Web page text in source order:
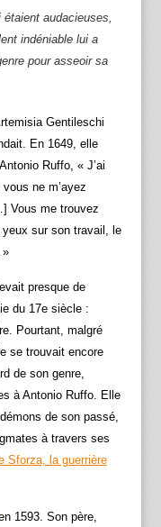
audacieuses,
indéniable lui a
pour asseoir sa
Gentileschi
En 1649, elle
Ruffo, « J’ai
vous ne m’ayez
Vous me trouvez
sur son travail, le
»
presque de
du 17e siècle :
Pourtant, malgré
se trouvait encore
de son genre,
à Antonio Ruffo. Elle
de son passé,
à travers ses
Sforza, la guerrière
1593. Son père,